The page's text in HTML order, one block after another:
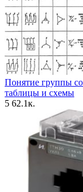
Понятие группы
таблицы и схемы
5 62.1к.